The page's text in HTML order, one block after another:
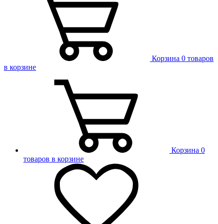
Корзина 0 товаров
в корзине
Корзина 0
товаров в корзине